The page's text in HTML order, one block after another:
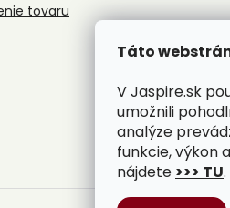
Táto
V Jaspire.sk
umožnili
analýze
funkcie, výkon
nájdete >>> TU.
tovaru